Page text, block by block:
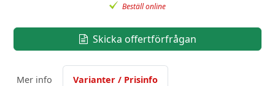
Beställ online
Skicka offertförfrågan
Mer info Varianter / Prisinfo